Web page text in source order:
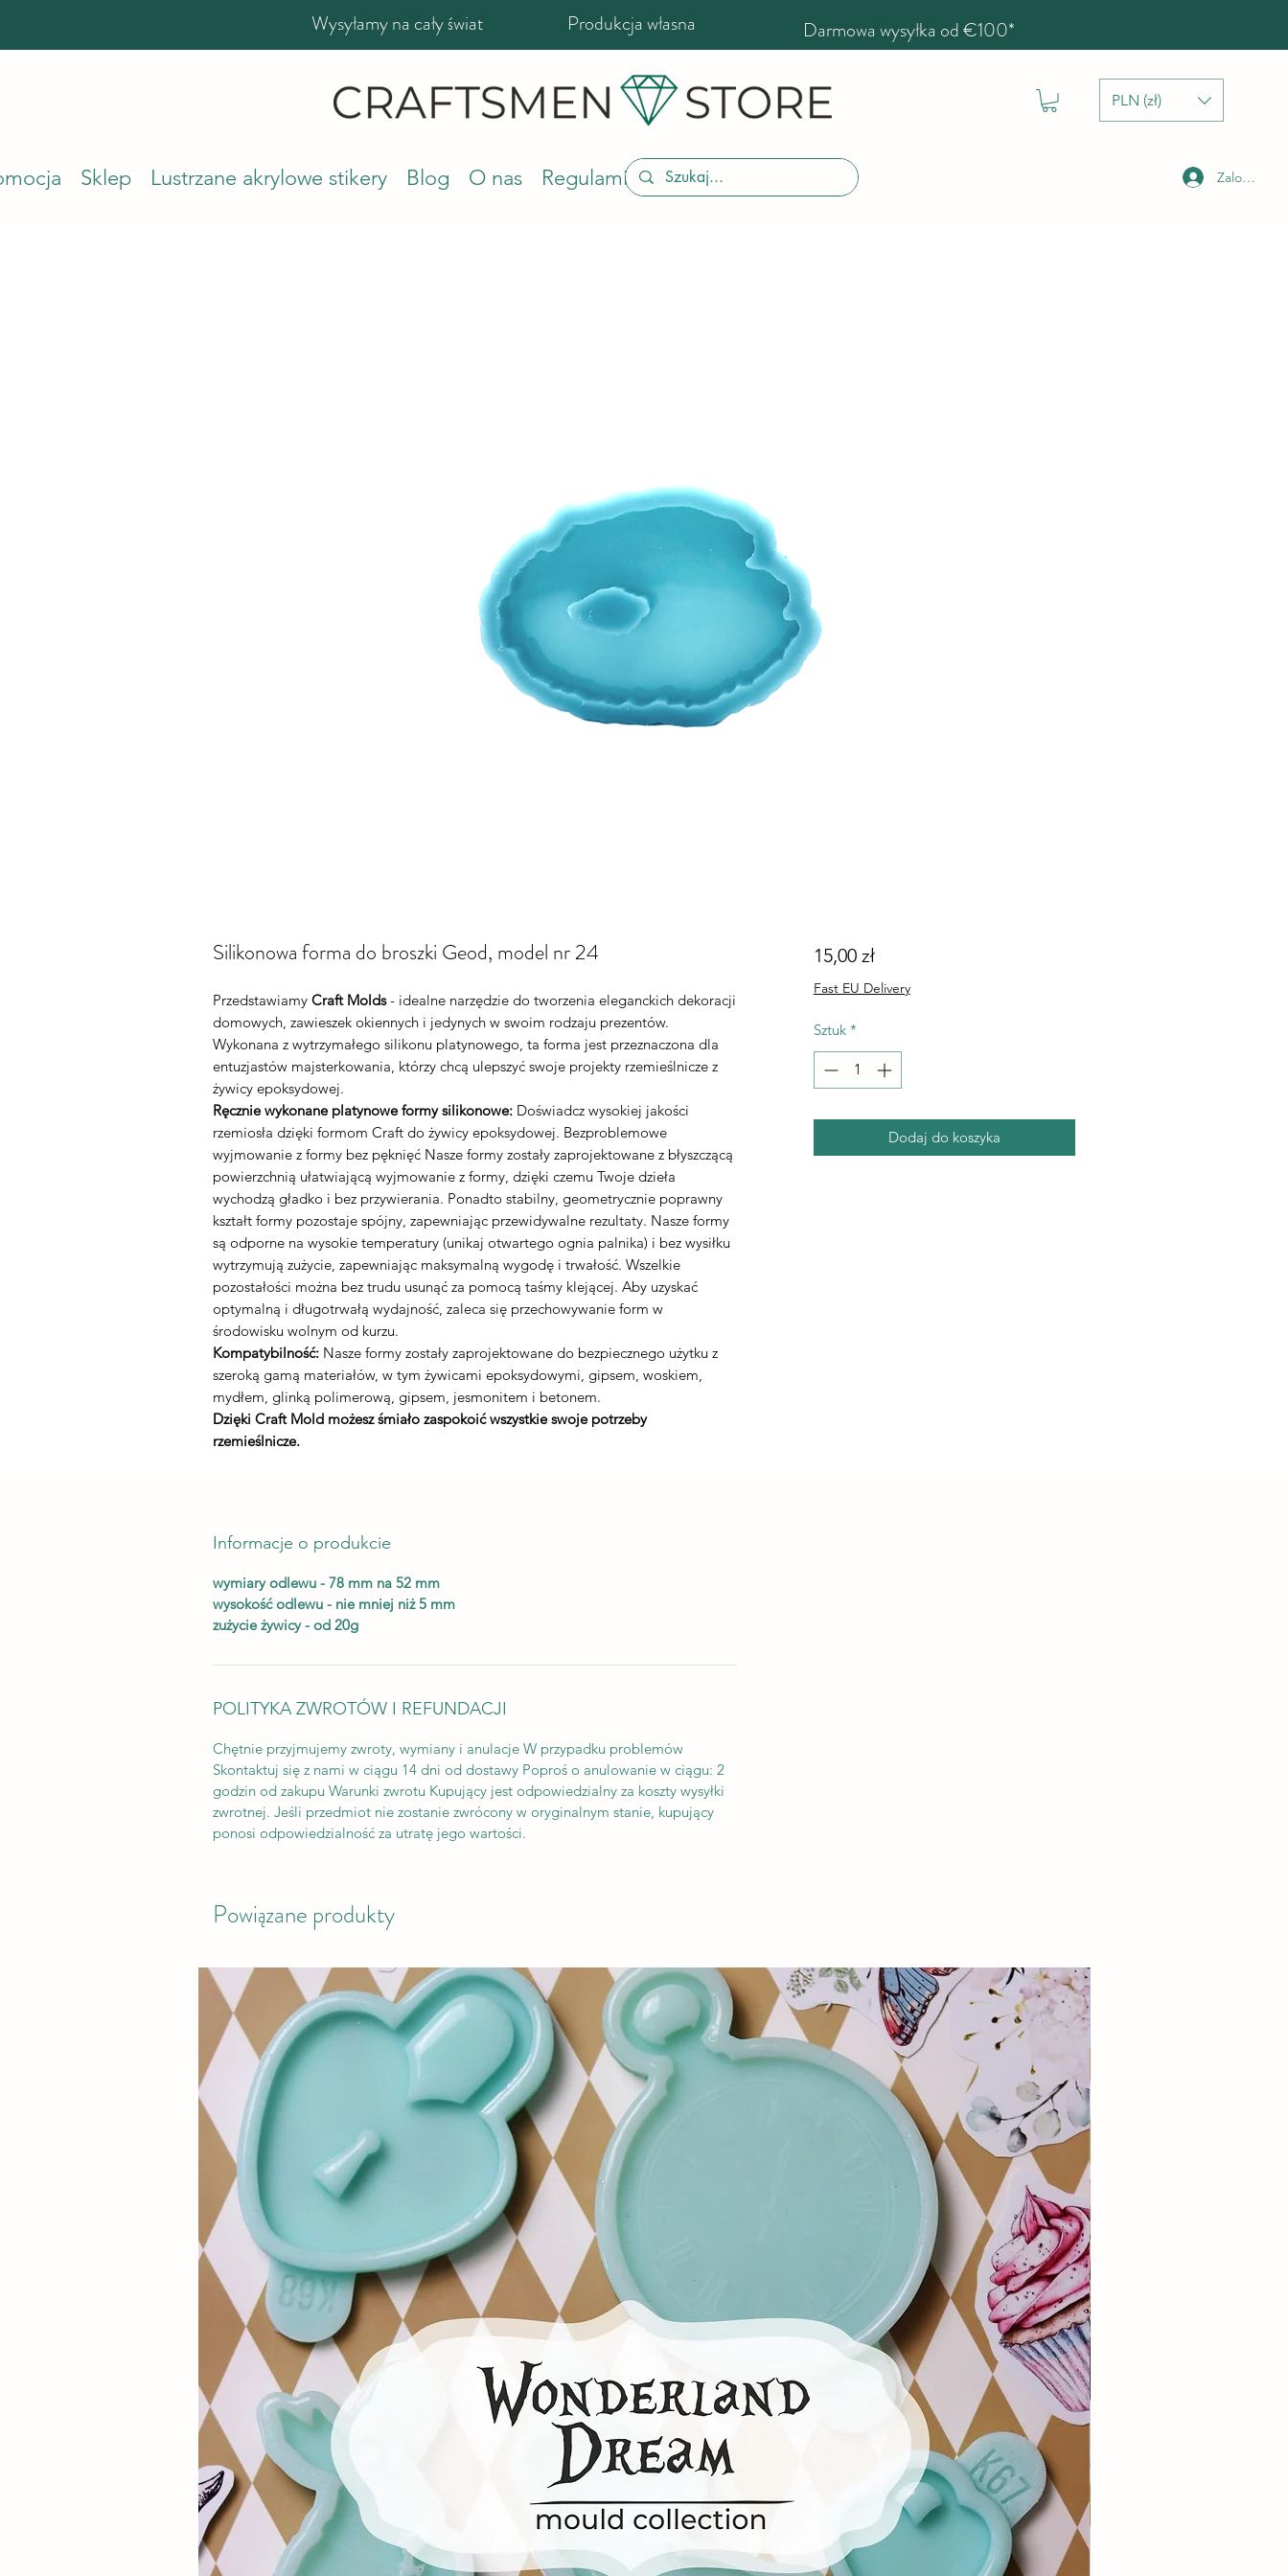
Wysyłamy na cały świat Produkcja własna Darmowa wysyłka od €100*
PLN (zł)
Sklep Lustrzane akrylowe stikery Blog O nas Regulamin sklepu Zaloguj się
Silikonowa forma do broszki Geod, model nr 24
Przedstawiamy Craft Molds- idealne narzędzie do tworzenia eleganckich dekoracji
domowych, zawieszek okiennych i jedynych w swoim rodzaju prezentów.
Wykonana z wytrzymałego silikonu platynowego, ta forma jest przeznaczona dla
entuzjastów majsterkowania, którzy chcą ulepszyć swoje projekty rzemieślnicze z
żywicy epoksydowej.
Ręcznie wykonane platynowe formy silikonowe: Doświadcz wysokiej jakości
rzemiosła dzięki formom Craft do żywicy epoksydowej. Bezproblemowe
wyjmowanie z formy bez pęknięć Nasze formy zostały zaprojektowane z błyszczącą
powierzchnią ułatwiającą wyjmowanie z formy, dzięki czemu Twoje dzieła
wychodzą gładko i bez przywierania. Ponadto stabilny, geometrycznie poprawny
kształt formy pozostaje spójny, zapewniając przewidywalne rezultaty. Nasze formy
są odporne na wysokie temperatury (unikaj otwartego ognia palnika) i bez wysiłku
wytrzymują zużycie, zapewniając maksymalną wygodę i trwałość. Wszelkie
pozostałości można bez trudu usunąć za pomocą taśmy klejącej. Aby uzyskać
optymalną i długotrwałą wydajność, zaleca się przechowywanie form w
środowisku wolnym od kurzu.
Kompatybilność: Nasze formy zostały zaprojektowane do bezpiecznego użytku z
szeroką gamą materiałów, w tym żywicami epoksydowymi, gipsem, woskiem,
mydłem, glinką polimerową, gipsem, jesmonitem i betonem.
Dzięki Craft Mold możesz śmiało zaspokoić wszystkie swoje potrzeby
rzemieślnicze.
Informacje o produkcie
wymiary odlewu - 78 mm na 52 mm
wysokość odlewu - nie mniej niż 5 mm
zużycie żywicy - od 20g
POLITYKA ZWROTÓW I REFUNDACJI
Chętnie przyjmujemy zwroty, wymiany i anulacje W przypadku problemów
Skontaktuj się z nami w ciągu 14 dni od dostawy Poproś o anulowanie w ciągu: 2
godzin od zakupu Warunki zwrotu Kupujący jest odpowiedzialny za koszty wysyłki
zwrotnej. Jeśli przedmiot nie zostanie zwrócony w oryginalnym stanie, kupujący
ponosi odpowiedzialność za utratę jego wartości.
15,00 złCena
Fast EU Delivery
Sztuk *
Dodaj do koszyka
Powiązane produkty